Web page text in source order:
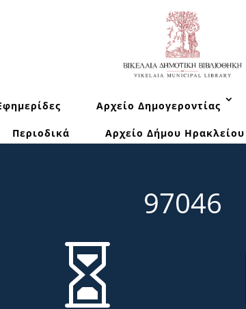
Αρχείο Δημογεροντίας
Περιοδικά Αρχείο Δήμου Ηρακλείου
97046
